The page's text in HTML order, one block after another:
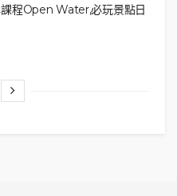
妝）：
程Open Water,必玩景點日